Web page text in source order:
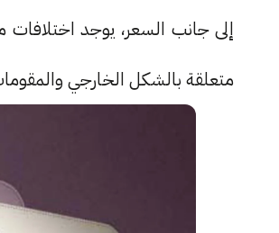
متعلقة بالشكل الخارجي